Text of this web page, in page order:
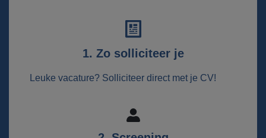
1. Zo solliciteer je
Leuke vacature? Solliciteer direct met je CV!